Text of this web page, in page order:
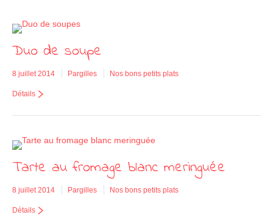
Duo de soupe
8 juillet 2014 Pargilles Nos bons petits plats
Détails
Tarte au fromage blanc meringuée
8 juillet 2014 Pargilles Nos bons petits plats
Détails